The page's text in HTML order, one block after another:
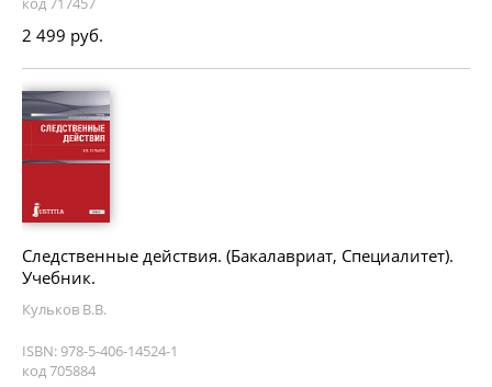
2 499 руб.
Следственные действия. (Бакалавриат, Специалитет).
Учебник.
Кульков В.В.
ISBN: 978-5-406-14524-1
код 705884